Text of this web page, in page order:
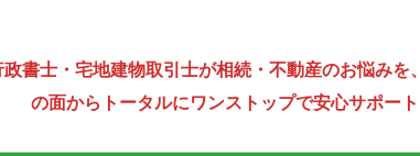
書士・宅地建物取引士が相続・不動産のお悩みを
の面からトータルにワンストップで安心サポート